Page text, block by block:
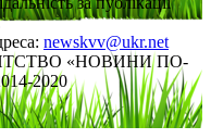
newskvv@ukr.net
«НОВИНИ ПО-
2020